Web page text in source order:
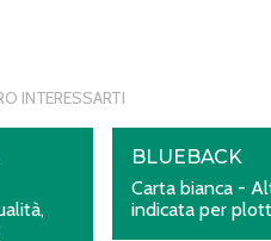
INTERESSARTI
BLUEBACK
Carta bianca -
indicata per